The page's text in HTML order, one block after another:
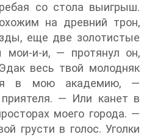
со стола выигрыш.
на древний трон,
еще две золотистые
мои-и-и, — протянул он,
весь твой молодняк
в мою академию, —
— Или канет в
моего города. —
грусти в голос. Уголки